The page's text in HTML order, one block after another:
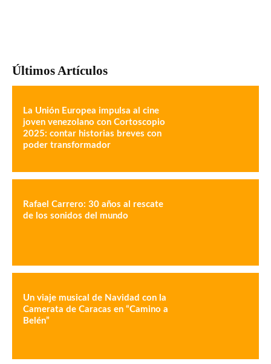
Últimos Artículos
La Unión Europea impulsa al cine
joven venezolano con Cortoscopio
2025: contar historias breves con
poder transformador
Rafael Carrero: 30 años al rescate
de los sonidos del mundo
Un viaje musical de Navidad con la
Camerata de Caracas en “Camino a
Belén”